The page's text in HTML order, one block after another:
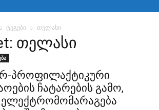
ტეგები თელასი
თელასი
პროფილაქტიკური
ჩატარების გამო,